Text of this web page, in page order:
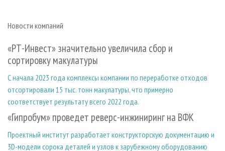
Новости компаний
«РТ-Инвест» значительно увеличила сбор и
сортировку макулатуры
С начала 2023 года комплексы компании по переработке отходов
отсортировали 15 тыс. тонн макулатуры, что примерно
соответствует результату всего 2022 года.
«Гипробум» проведет реверс-инжиниринг на ВФК
Проектный институт разработает конструкторскую документацию и
3D-модели сорока деталей и узлов к зарубежному оборудованию